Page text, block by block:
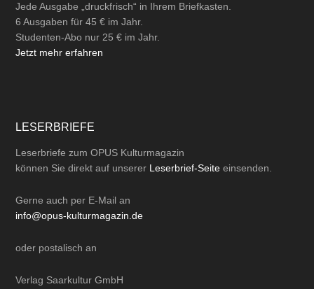
Jede Ausgabe „druckfrisch“ in Ihrem Briefkasten.
6 Ausgaben für 45 € im Jahr.
Studenten-Abo nur 25 € im Jahr.
Jetzt mehr erfahren
LESERBRIEFE
Leserbriefe zum OPUS Kulturmagazin
können Sie direkt auf unserer Leserbrief-Seite einsenden.
Gerne auch per E-Mail an
info@opus-kulturmagazin.de
oder postalisch an
Verlag Saarkultur GmbH